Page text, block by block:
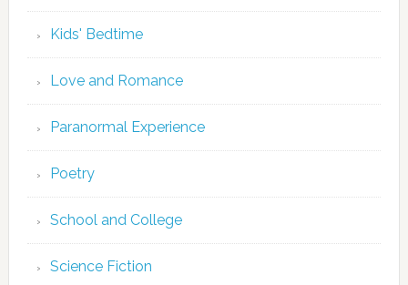
Kids' Bedtime
Love and Romance
Paranormal Experience
Poetry
School and College
Science Fiction